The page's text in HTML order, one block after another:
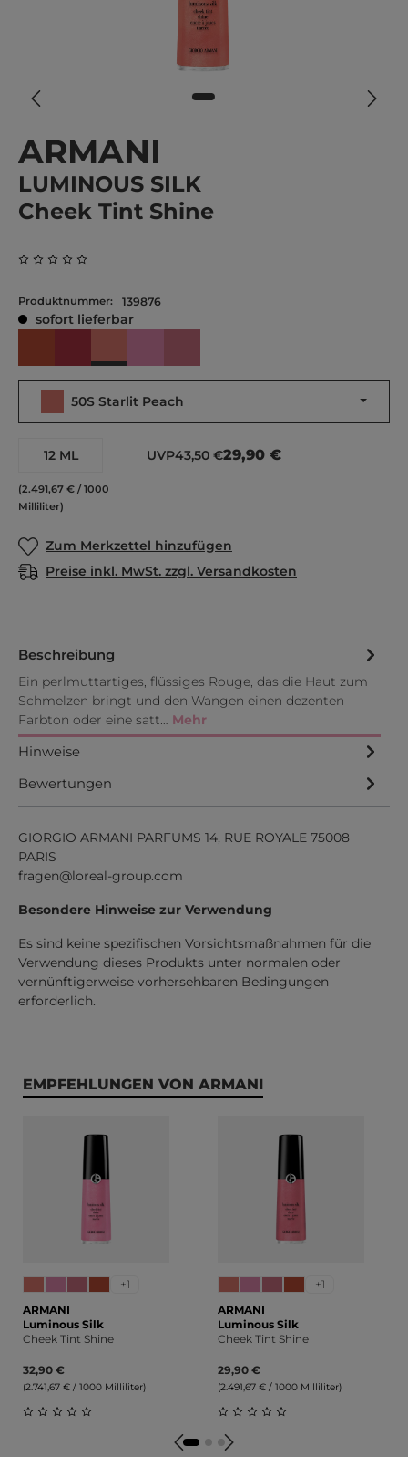
ARMANI
LUMINOUS SILK
Cheek Tint Shine
Produktnummer: 139876
sofort lieferbar
42S Sunlit Sienna
43s Sparkling Red Berry
50S Starlit Peach
12 ML
(2.491,67 € / 1000
Milliliter)
UVP43,50 €29,90 €
Zum Merkzettel hinzufügen
Preise inkl. MwSt. zzgl. Versandkosten
Beschreibung
Ein perlmuttartiges, flüssiges Rouge, das die Haut zum
Schmelzen bringt und den Wangen einen dezenten
Farbton oder eine satt… Mehr
Hinweise
Bewertungen
GIORGIO ARMANI PARFUMS 14, RUE ROYALE 75008
PARIS
fragen@loreal-group.com
Besondere Hinweise zur Verwendung
Es sind keine spezifischen Vorsichtsmaßnahmen für die
Verwendung dieses Produkts unter normalen oder
vernünftigerweise vorhersehbaren Bedingungen
erforderlich.
Produktgalerie überspringen
EMPFEHLUNGEN VON ARMANI
+1
ARMANI
Luminous Silk
Cheek Tint Shine
32,90 €
(2.741,67 € / 1000 Milliliter)
Durchschnittliche Bewertung von 0 von 5 Sternen
+1
ARMANI
Luminous Silk
Cheek Tint Shine
29,90 €
(2.491,67 € / 1000 Milliliter)
Durchschnittliche